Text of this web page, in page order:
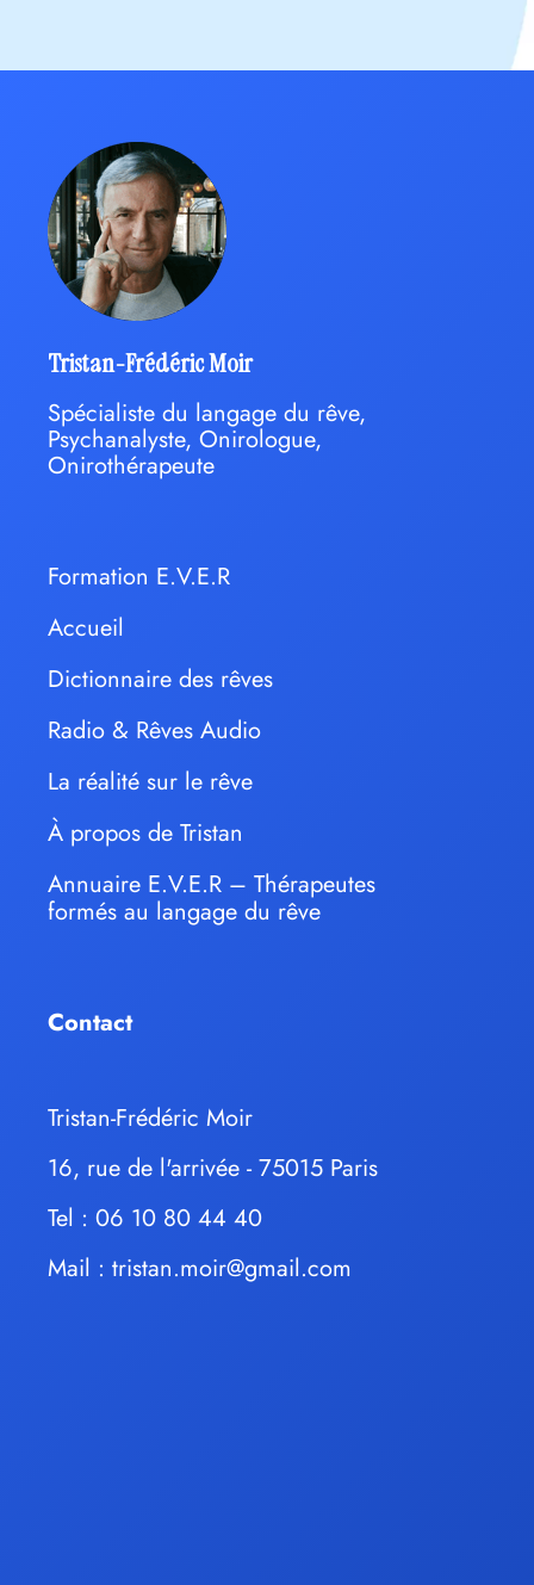
Tristan-Frédéric Moir
Spécialiste du langage du rêve,
Psychanalyste, Onirologue,
Onirothérapeute
Formation E.V.E.R
Accueil
Dictionnaire des rêves
Radio & Rêves Audio
La réalité sur le rêve
À propos de Tristan
Annuaire E.V.E.R – Thérapeutes
formés au langage du rêve
Contact
Tristan-Frédéric Moir
16, rue de l'arrivée - 75015 Paris
Tel : 06 10 80 44 40
Mail : tristan.moir@gmail.com